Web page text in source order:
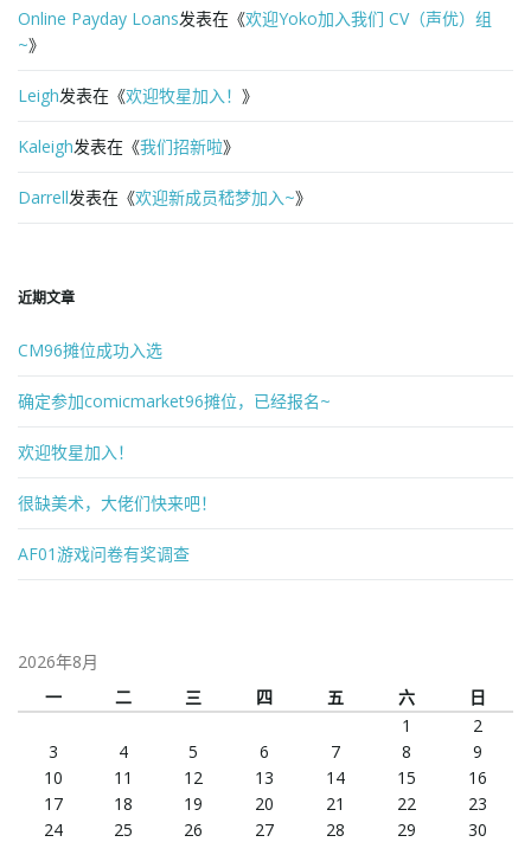
Online Payday Loans发表在《欢迎Yoko加入我们 CV（声优）组
~》
Leigh发表在《欢迎牧星加入！ 》
Kaleigh发表在《我们招新啦》
Darrell发表在《欢迎新成员嵇梦加入~》
近期文章
CM96摊位成功入选
确定参加comicmarket96摊位，已经报名~
欢迎牧星加入！
很缺美术，大佬们快来吧！
AF01游戏问卷有奖调查
2026年8月
一
二 三 四 五 六
日
1
2
3
4 5 6 7 8
9
10
11 12 13 14 15
16
17
18 19 20 21 22
23
24
25 26 27 28 29
30